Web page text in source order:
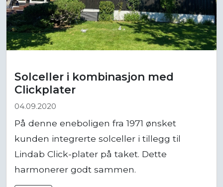
Solceller i kombinasjon med
Clickplater
04.09.2020
På denne eneboligen fra 1971 ønsket
kunden integrerte solceller i tillegg til
Lindab Click-plater på taket. Dette
harmonerer godt sammen.